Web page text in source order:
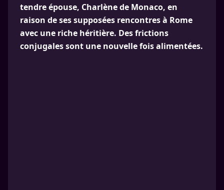
tendre épouse, Charlène de Monaco, en
raison de ses supposées rencontres à Rome
avec une riche héritière. Des frictions
conjugales sont une nouvelle fois alimentées.